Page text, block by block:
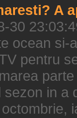
A
30
ocean si-
pentru
in a